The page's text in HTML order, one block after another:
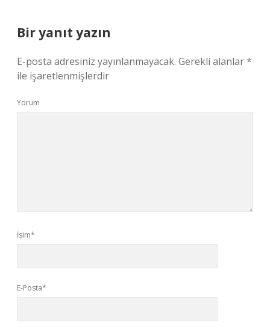
Bir yanıt yazın
E-posta adresiniz yayınlanmayacak. Gerekli alanlar*
ile işaretlenmişlerdir
Yorum
İsim*
E-Posta*